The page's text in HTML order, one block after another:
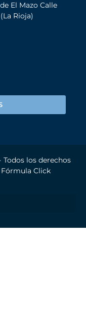
El Mazo Calle
Rioja)
Todos los derechos
Fórmula Click